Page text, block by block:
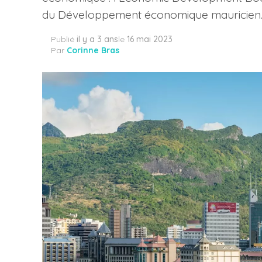
du Développement économique mauricien.
Publié il y a 3 ansle 16 mai 2023
Par Corinne Bras